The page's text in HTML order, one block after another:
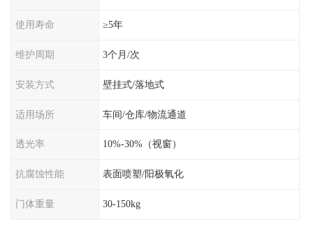
使用寿命 ≥5年
维护周期 3个月/次
安装方式 壁挂式/落地式
适用场所 车间/仓库/物流通道
透光率 10%-30%（视窗）
抗腐蚀性能 表面喷塑/阳极氧化
门体重量 30-150kg